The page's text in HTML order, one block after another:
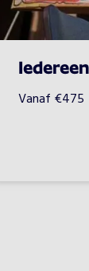
Vanaf €475